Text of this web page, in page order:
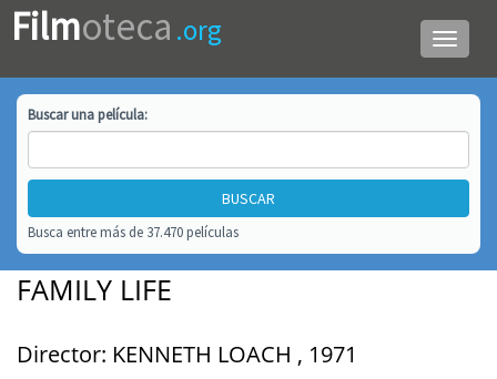
Menú
de
Filmoteca .org
Buscar unapelícula:
Busca entre más de 37.470 películas
FAMILY LIFE
Director: KENNETH LOACH , 1971